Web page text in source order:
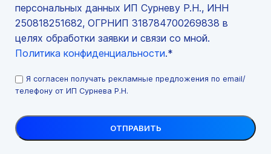
персональных данных ИП Сурневу Р.Н., ИНН
250818251682, ОГРНИП 318784700269838 в
целях обработки заявки и связи со мной.
Политика конфиденциальности.*
Я согласен получать рекламные предложения по email/
телефону от ИП Сурнева Р.Н.